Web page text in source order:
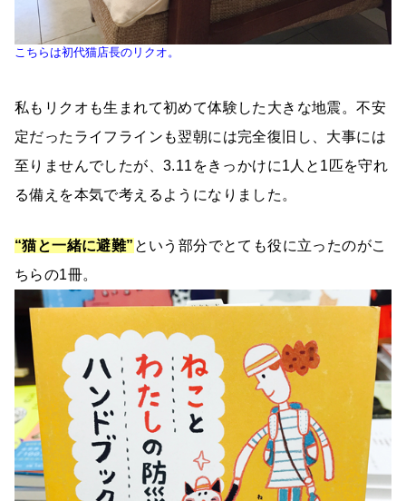
こちらは初代猫店長のリクオ。
私もリクオも生まれて初めて体験した大きな地震。不安
定だったライフラインも翌朝には完全復旧し、大事には
至りませんでしたが、3.11をきっかけに1人と1匹を守れ
る備えを本気で考えるようになりました。
“猫と一緒に避難” という部分でとても役に立ったのがこ
ちらの1冊。